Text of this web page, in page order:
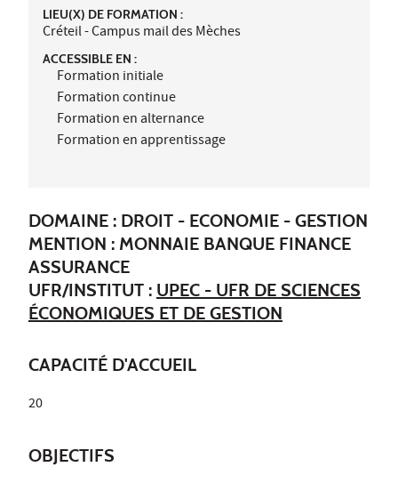
LIEU(X) DE FORMATION :
Créteil - Campus mail des Mèches
ACCESSIBLE EN :
Formation initiale
Formation continue
Formation en alternance
Formation en apprentissage
DOMAINE : DROIT - ECONOMIE - GESTION
MENTION : MONNAIE BANQUE FINANCE
ASSURANCE
UFR/INSTITUT : UPEC - UFR DE SCIENCES
ÉCONOMIQUES ET DE GESTION
CAPACITÉ D'ACCUEIL
20
OBJECTIFS